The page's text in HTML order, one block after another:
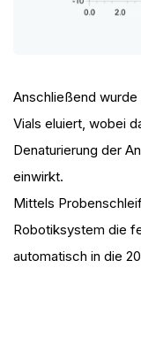
Anschließend
Vials eluiert, wobei
Denaturierung der
einwirkt.
Mittels
Robotiksystem die
automatisch in die